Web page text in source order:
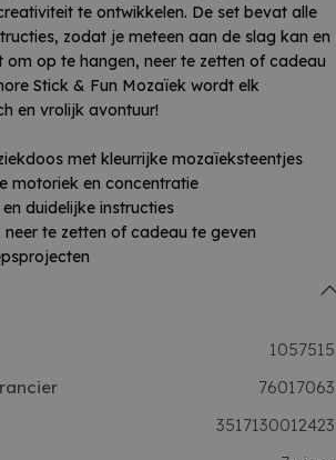
te ontwikkelen. De set bevat alle
zodat je meteen aan de slag kan en
om op te hangen, neer te zetten of cadeau
Stick & Fun Mozaïek wordt elk
en vrolijk avontuur!
met kleurrijke mozaïeksteentjes
motoriek en concentratie
duidelijke instructies
te zetten of cadeau te geven
1057515
76017063
3517130012423